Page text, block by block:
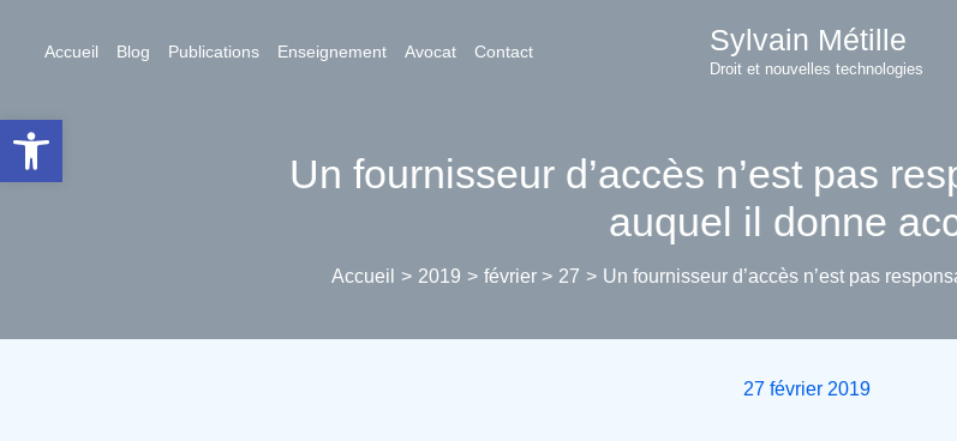
Ouvrir la barre d’outils
Accueil Blog Publications Enseignement Avocat Contact Sylvain Métille
Droit et nouvelles technologies
Un fournisseur d’accès n’est pas
auquel il donne
Accueil 2019 février 27 Un fournisseur d’accès n’est pas
27 février 2019